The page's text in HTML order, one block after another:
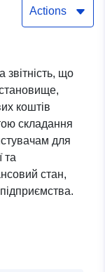
Actions
звітність, що
коштів
складання
для
та
стан,